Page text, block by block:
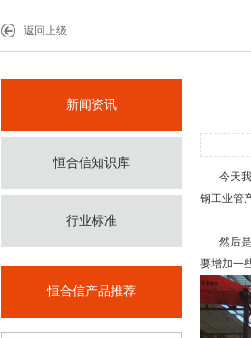
返回上级
新闻资讯
恒合信知识库
行业标准
恒合信产品推荐
今天我
钢工业管
然后是
要增加一